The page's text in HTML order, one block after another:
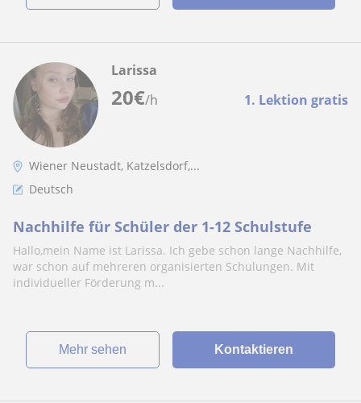
20€/h 1. Lektion gratis
Larissa
Wiener Neustadt, Katzelsdorf,...
Deutsch
Nachhilfe für Schüler der 1-12 Schulstufe
Hallo,mein Name ist Larissa. Ich gebe schon lange Nachhilfe,
war schon auf mehreren organisierten Schulungen. Mit
individueller Förderung m...
Mehr sehen Kontaktieren